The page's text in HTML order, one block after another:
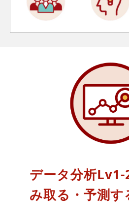
データ分析
み取る・予測す